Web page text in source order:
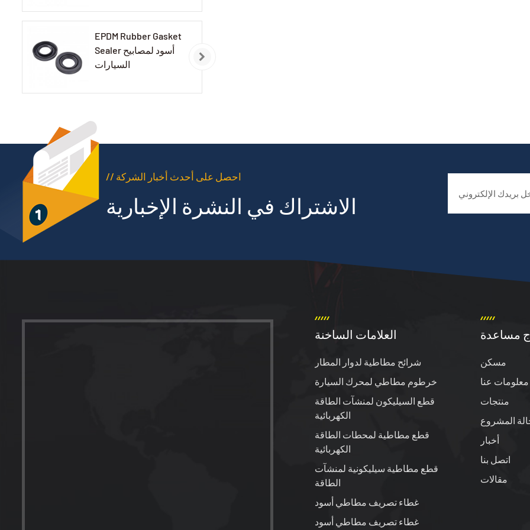
EPDM Rubber Gasket
Sealer أسود لمصابيح
السيارات
// احصل على أحدث أخبار الشركة
الاشتراك في النشرة الإخبارية
العلامات الساخنة
شرائح مطاطية لدوار المطار
خرطوم مطاطي لمحرك السيارة
قطع السيليكون لمنشآت الطاقة
الكهربائية
قطع مطاطية لمحطات الطاقة
الكهربائية
قطع مطاطية سيليكونية لمنشآت
الطاقة
غطاء تصريف مطاطي أسود
غطاء تصريف مطاطي أسود
مساعدة
مسكن
معلومات عنا
منتجات
المشروع
أخبار
اتصل بنا
مقالات